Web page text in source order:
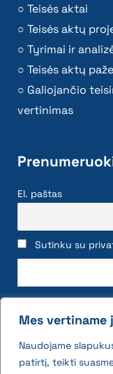
Mes vertiname
Naudojame
patirtį, teikti
Teisės aktai
Teisės aktų
Tyrimai ir
Teisės aktų
Galiojančio
vertinimas
El. paštas
Sutinku su
2026 © All rights